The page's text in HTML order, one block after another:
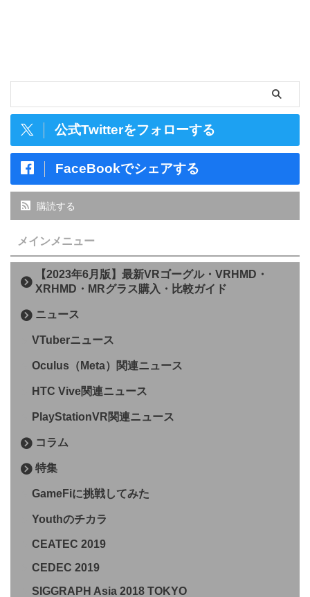
公式Twitterをフォローする
FaceBookでシェアする
購読する
メインメニュー
【2023年6月版】最新VRゴーグル・VRHMD・
XRHMD・MRグラス購入・比較ガイド
ニュース
VTuberニュース
Oculus（Meta）関連ニュース
HTC Vive関連ニュース
PlayStationVR関連ニュース
コラム
特集
GameFiに挑戦してみた
Youthのチカラ
CEATEC 2019
CEDEC 2019
SIGGRAPH Asia 2018 TOKYO